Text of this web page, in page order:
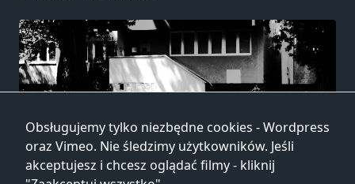
Biblioteka przy ulicy Głogowskiej w czerni
eksperymentalnej [Wrocław]
Obsługujemy tylko niezbędne cookies - Wordpress
oraz Vimeo. Nie śledzimy użytkowników. Jeśli
akceptujesz i chcesz oglądać filmy - kliknij